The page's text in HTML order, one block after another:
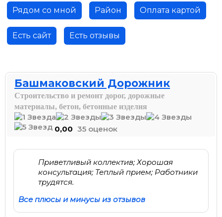
Рядом со мной Район Оплата картой
Есть сайт Есть отзывы
Башмаковский Дорожник
Строительство и ремонт дорог, дорожные
материалы, бетон, бетонные изделия
0,00 35 оценок
Приветливый коллектив; Хорошая
консультация; Теплый прием; Работники
трудятся.
Все плюсы и минусы из отзывов